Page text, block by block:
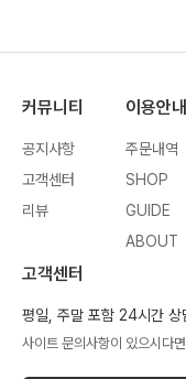
커뮤니티
공지사항
고객센터
리뷰
이용안내
주문내역
SHOP
GUIDE
ABOUT
고객센터
평일, 주말 포함 24시간 상
사이트 문의사항이 있으시다